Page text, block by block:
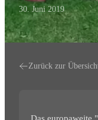
30. Juni 2019
Zurück zur